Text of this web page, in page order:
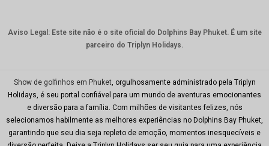
australia
CNY
TWD
Minhas
Ries
Aviso Legal: Este site não é o site oficial do Dolphins Bay Phuket. É um site
parceiro do Triplyn Holidays.
Show de golfinhos em Phuket , orgulhosamente administrado pela Triplyn
Holidays, é seu portal confiável para um mundo de aventuras emocionantes
e diversão para a família. Com milhões de visitantes felizes, nós
selecionamos habilmente as melhores experiências no Dolphins Bay Phuket,
garantindo que seu dia seja repleto de emoção, momentos inesquecíveis e